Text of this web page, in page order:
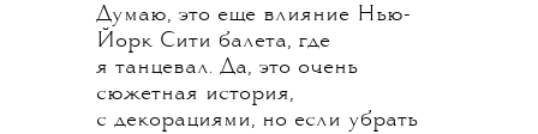
Думаю, это еще влияние Нью-
Йорк Сити балета, где
я танцевал. Да, это очень
сюжетная история,
с декорациями, но если убрать